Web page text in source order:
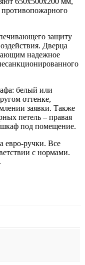
противопожарного
защиту
Дверца
надежное
белый или
оттенке,
заявки. Также
петель – правая
шкаф под помещение.
евро-ручки. Все
с нормами.